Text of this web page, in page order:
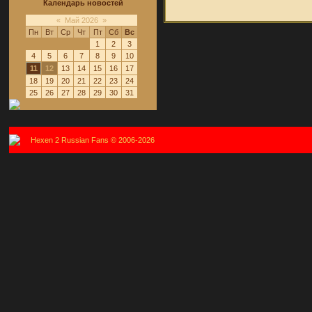
Календарь новостей
« Май 2026 »
Пн
Вт Ср Чт Пт Сб
Вс
1
2
3
4
5 6 7 8 9
10
11
12 13 14 15 16
17
18
19 20 21 22 23
24
25
26 27 28 29 30 31
Hexen 2 Russian Fans © 2006-2026